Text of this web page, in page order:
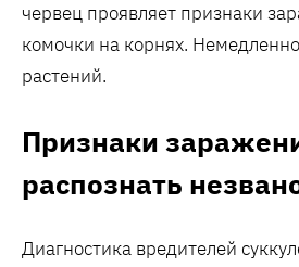
червец проявляет признаки
комочки на корнях.
растений.
Признаки
распознать
Диагностика вредителей